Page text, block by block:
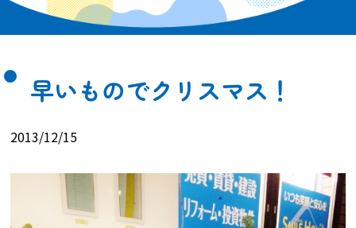
早いものでクリスマス！
2013/12/15